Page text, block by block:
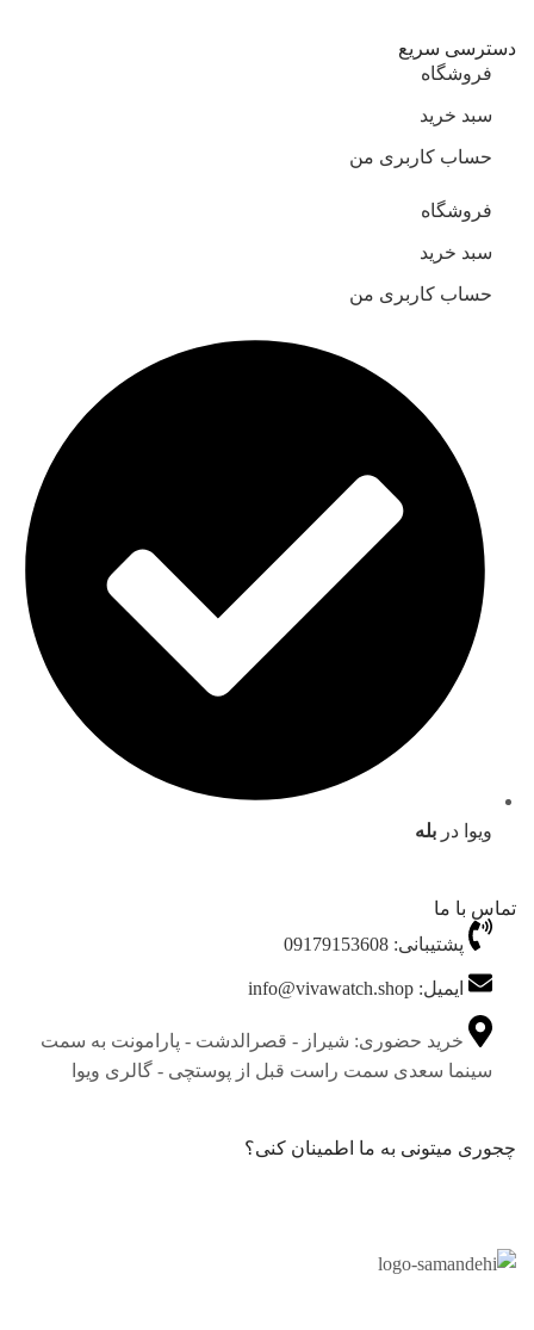
دسترسی سریع
فروشگاه
سبد خرید
حساب کاربری من
فروشگاه
سبد خرید
حساب کاربری من
ویوا در بله
تماس با ما
پشتیبانی: 09179153608
ایمیل: info@vivawatch.shop
خرید حضوری: شیراز - قصرالدشت - پارامونت به سمت
سینما سعدی سمت راست قبل از پوستچی - گالری ویوا
چجوری میتونی به ما اطمینان کنی؟